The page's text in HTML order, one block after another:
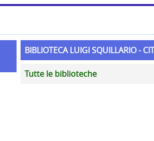
BIBLIOTECA LUIGI SQUILLARIO -
Tutte le biblioteche